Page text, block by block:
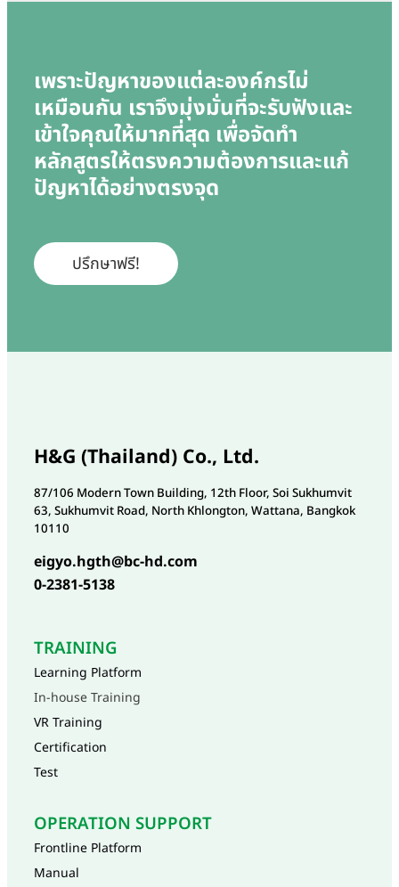
เพราะปัญหาของแต่ละองค์กรไม่
เหมือนกัน เราจึงมุ่งมั่นที่จะรับฟังและ
เข้าใจคุณให้มากที่สุด เพื่อจัดทำ
หลักสูตรให้ตรงความต้องการและแก้
ปัญหาได้อย่างตรงจุด
ปรึกษาฟรี!
H&G (Thailand) Co., Ltd.
87/106 Modern Town Building, 12th Floor, Soi Sukhumvit
63, Sukhumvit Road, North Khlongton, Wattana, Bangkok
10110
eigyo.hgth@bc-hd.com
0-2381-5138
TRAINING
Learning Platform
In-house Training
VR Training
Certification
Test
OPERATION SUPPORT
Frontline Platform
Manual